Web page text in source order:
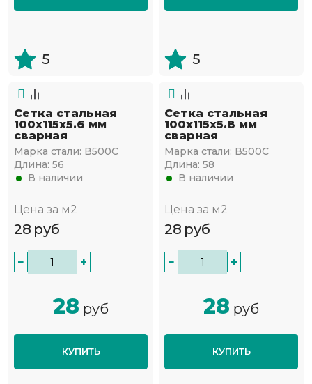
5 5
Сетка стальная
100х115х5.6 мм
сварная
Марка стали: В500С
Длина: 56
В наличии
Цена за м2
28 руб
− +
28 руб
КУПИТЬ
Сетка стальная
100х115х5.8 мм
сварная
Марка стали: В500С
Длина: 58
В наличии
Цена за м2
28 руб
− +
28 руб
КУПИТЬ